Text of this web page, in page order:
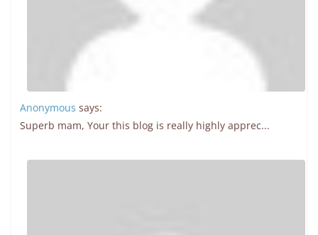
Anonymous says:
Superb mam, Your this blog is really highly apprec...